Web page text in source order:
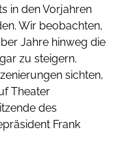
in den Vorjahren
Wir beobachten,
Jahre hinweg die
zu steigern.
sichten,
Theater
des
Frank